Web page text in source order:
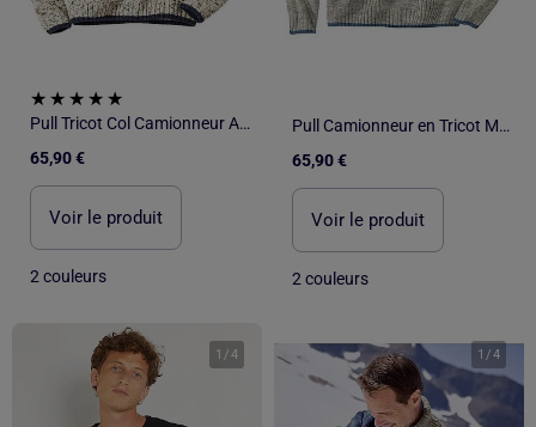
Pull Tricot Col Camionneur Atlas ® - ATLAS FOR MEN
65,90 €
Voir le produit
2 couleurs
Pull Camionneur en Tricot Mouliné - ATLAS FOR MEN
65,90 €
Voir le produit
2 couleurs
1 /4 1 /4